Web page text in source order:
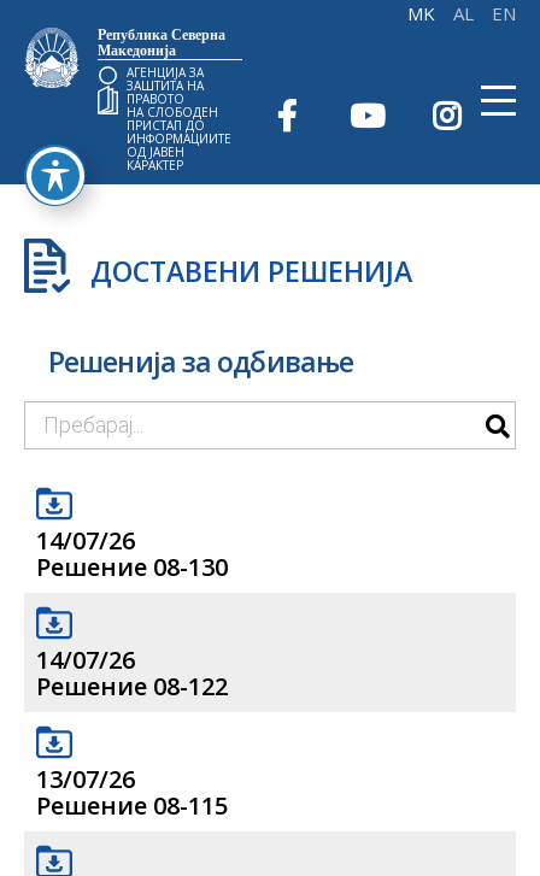
Република Северна
Македонија
АГЕНЦИЈА ЗА
ЗАШТИТА НА
ПРАВОТО
НА СЛОБОДЕН
ПРИСТАП ДО
ИНФОРМАЦИИТЕ
ОД ЈАВЕН
КАРАКТЕР
ДОСТАВЕНИ РЕШЕНИЈА
Решенија за одбивање
14/07/26
Решение 08-130
14/07/26
Решение 08-122
13/07/26
Решение 08-115